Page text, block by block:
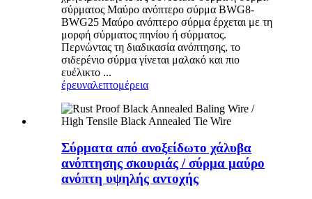
σύρματος Μαύρο ανόπτερο σύρμα BWG8-
BWG25 Μαύρο ανόπτερο σύρμα έρχεται με τη
μορφή σύρματος πηνίου ή σύρματος.
Περνώντας τη διαδικασία ανόπτησης, το
σιδερένιο σύρμα γίνεται μαλακό και πιο
ευέλικτο ...
έρευναλεπτομέρεια
Σύρματα από ανοξείδωτο χάλυβα
ανόπτησης σκουριάς / σύρμα μαύρο
ανόπτη υψηλής αντοχής